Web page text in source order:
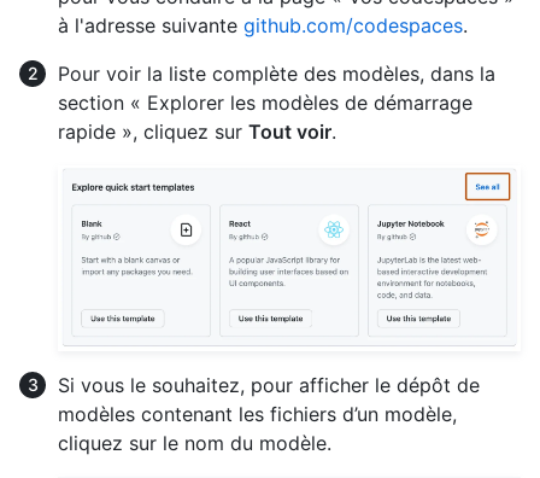
à l'adresse suivante github.com/codespaces.
Pour voir la liste complète des modèles, dans la
section « Explorer les modèles de démarrage
rapide », cliquez sur Tout voir.
Si vous le souhaitez, pour afficher le dépôt de
modèles contenant les fichiers d’un modèle,
cliquez sur le nom du modèle.